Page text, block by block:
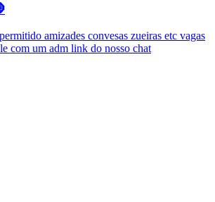
amizades convesas zueiras etc vagas
com um adm link do nosso chat